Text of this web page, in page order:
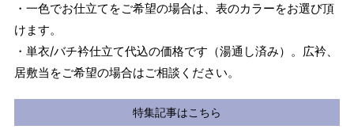
・一色でお仕立てをご希望の場合は、表のカラーをお選び頂
けます。
・単衣/バチ衿仕立て代込の価格です（湯通し済み）。広衿、
居敷当をご希望の場合はご相談ください。
特集記事はこちら